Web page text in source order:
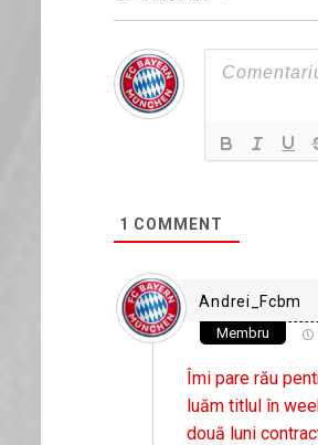
1 COMMENT
Andrei_Fcbm
Membru
Îmi pare rău
luăm titlul în
două luni